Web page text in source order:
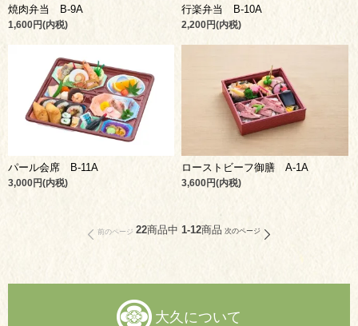
焼肉弁当 B-9A
1,600円(内税)
行楽弁当 B-10A
2,200円(内税)
パール会席 B-11A
3,000円(内税)
ローストビーフ御膳 A-1A
3,600円(内税)
前のページ 22商品中 1-12商品 次のページ
大久について